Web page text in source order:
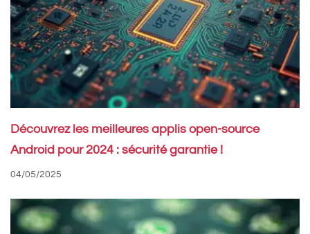
Découvrez les meilleures applis open-source
Android pour 2024 : sécurité garantie !
04/05/2025